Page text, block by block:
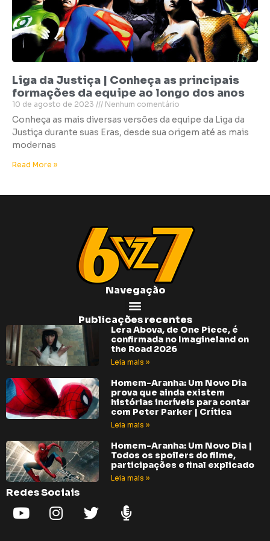
Liga da Justiça | Conheça as principais
formações da equipe ao longo dos anos
10 de agosto de 2023 Nenhum comentário
Conheça as mais diversas versões da equipe da Liga da
Justiça durante suas Eras, desde sua origem até as mais
modernas
Read More »
Navegação
Publicações recentes
Lera Abova, de One Piece, é
confirmada no Imagineland on
the Road 2026
Leia mais »
Homem-Aranha: Um Novo Dia
prova que ainda existem
histórias incríveis para contar
com Peter Parker | Crítica
Leia mais »
Homem-Aranha: Um Novo Dia |
Todos os spoilers do filme,
participações e final explicado
Leia mais »
Redes Sociais